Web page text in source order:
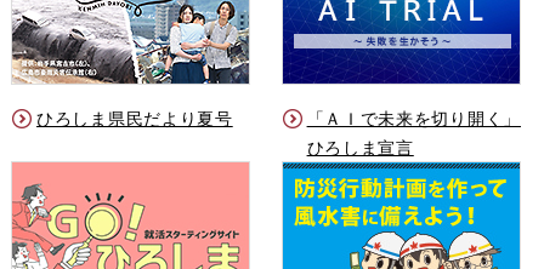
ひろしま県民だより夏号
「ＡＩで未来を切り開く」
ひろしま宣言